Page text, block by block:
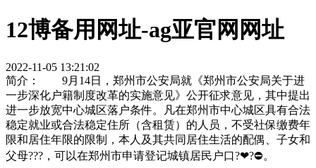
12博备用网址-ag亚官网网址
2022-11-05 13:21:02
简介： 9月14日，郑州市公安局就《郑州市公安局关于进
一步深化户籍制度改革的实施意见》公开征求意见，其中提出
进一步放宽中心城区落户条件。
凡在郑州市中心城区具有合法
稳定就业或合法稳定住所（含租赁）的人员，不受社保缴费年
限和居住年限的限制
，本人及其共同居住生活的配偶、子女和
父母???，可以在郑州市申请登记城镇居民户口?❤?⛔。